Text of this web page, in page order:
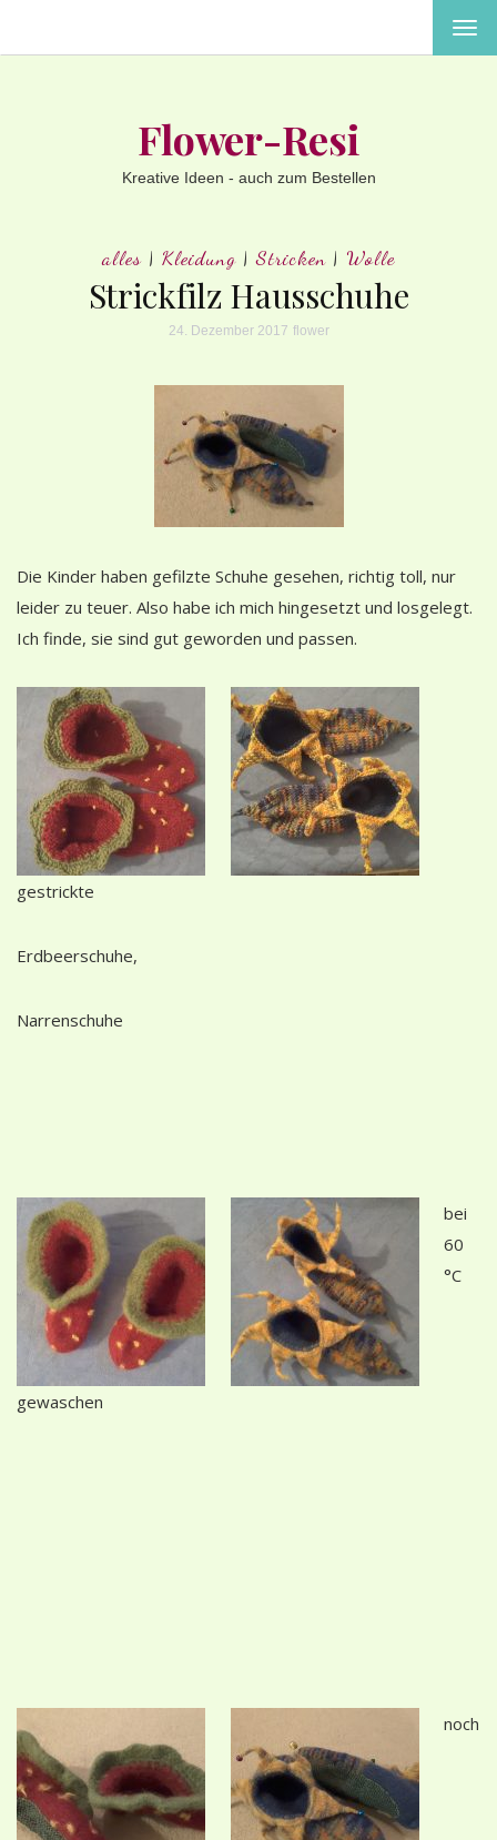
Flower-Resi
Kreative Ideen - auch zum Bestellen
alles | Kleidung |Stricken | Wolle
Strickfilz Hausschuhe
24. Dezember 2017 flower
Die Kinder haben gefilzte Schuhe gesehen, richtig toll, nur
leider zu teuer. Also habe ich mich hingesetzt und losgelegt.
Ich finde, sie sind gut geworden und passen.
gestrickte
Erdbeerschuhe,
Narrenschuhe
bei
60
°C
gewaschen
noch